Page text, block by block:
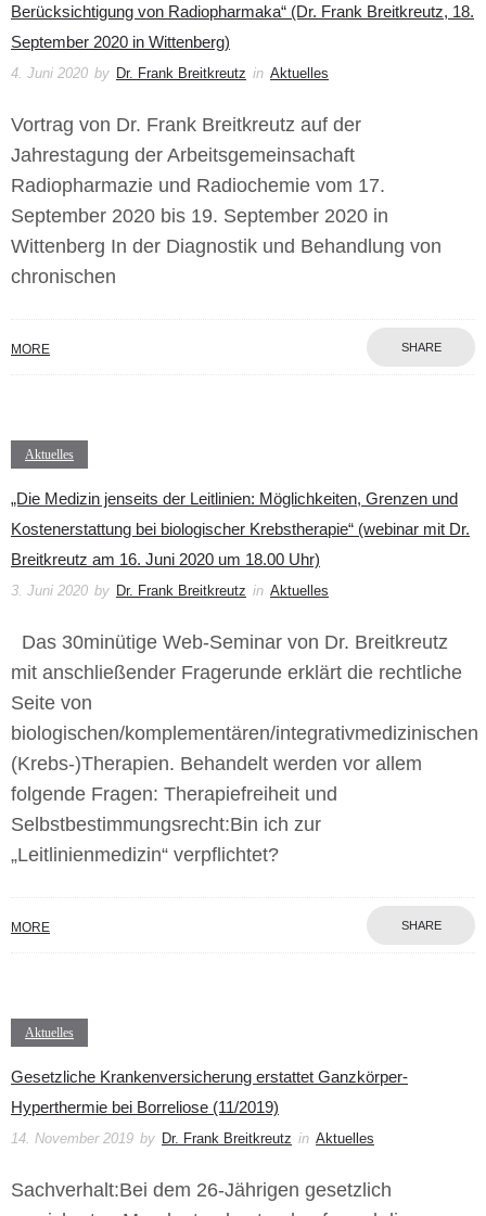
Berücksichtigung von Radiopharmaka“ (Dr. Frank Breitkreutz, 18.
September 2020 in Wittenberg)
4. Juni 2020 by Dr. Frank Breitkreutz in Aktuelles
Vortrag von Dr. Frank Breitkreutz auf der
Jahrestagung der Arbeitsgemeinsachaft
Radiopharmazie und Radiochemie vom 17.
September 2020 bis 19. September 2020 in
Wittenberg In der Diagnostik und Behandlung von
chronischen
MORE SHARE
Aktuelles
„Die Medizin jenseits der Leitlinien: Möglichkeiten, Grenzen und
Kostenerstattung bei biologischer Krebstherapie“ (webinar mit Dr.
Breitkreutz am 16. Juni 2020 um 18.00 Uhr)
3. Juni 2020 by Dr. Frank Breitkreutz in Aktuelles
Das 30minütige Web-Seminar von Dr. Breitkreutz
mit anschließender Fragerunde erklärt die rechtliche
Seite von
biologischen/komplementären/integrativmedizinischen
(Krebs-)Therapien. Behandelt werden vor allem
folgende Fragen: Therapiefreiheit und
Selbstbestimmungsrecht:Bin ich zur
„Leitlinienmedizin“ verpflichtet?
MORE SHARE
Aktuelles
Gesetzliche Krankenversicherung erstattet Ganzkörper-
Hyperthermie bei Borreliose (11/2019)
14. November 2019 by Dr. Frank Breitkreutz in Aktuelles
Sachverhalt:Bei dem 26-Jährigen gesetzlich